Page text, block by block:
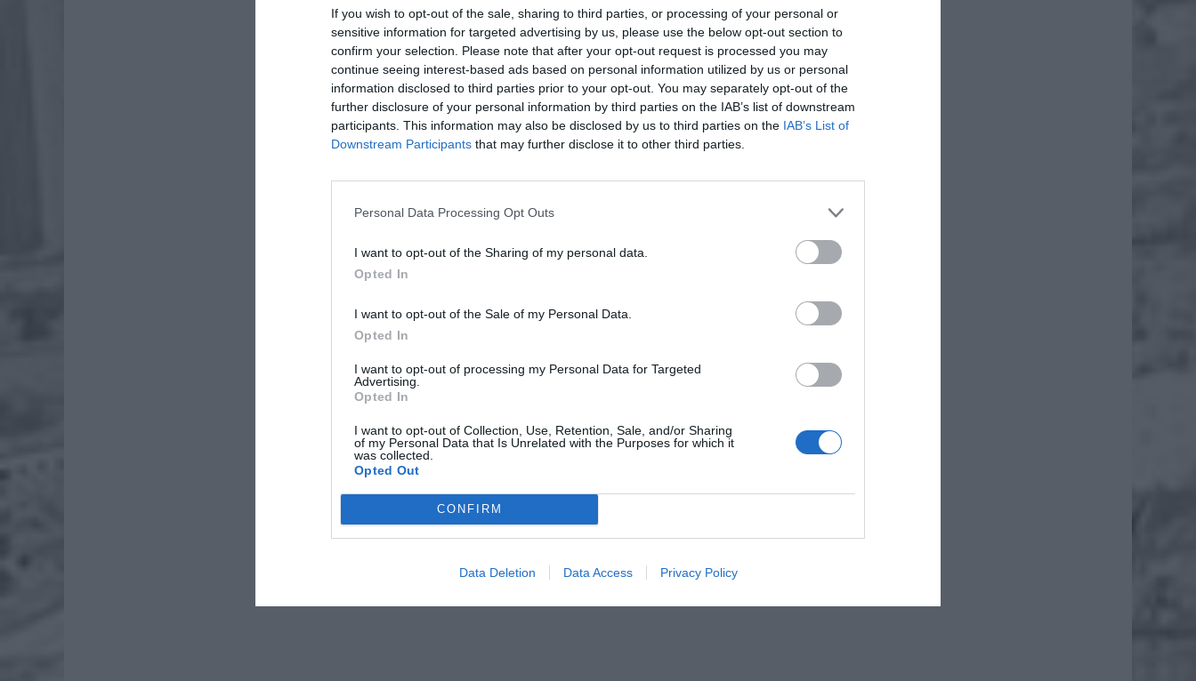
If you wish to opt-out of the sale, sharing to third parties, or processing of your personal or
sensitive information for targeted advertising by us, please use the below opt-out section to
confirm your selection. Please note that after your opt-out request is processed you may
continue seeing interest-based ads based on personal information utilized by us or personal
information disclosed to third parties prior to your opt-out. You may separately opt-out of the
further disclosure of your personal information by third parties on the IAB’s list of downstream
participants. This information may also be disclosed by us to third parties on the IAB’s List of
Downstream Participants that may further disclose it to other third parties.
Personal Data Processing Opt Outs
I want to opt-out of the Sharing of my personal data.
Opted In
I want to opt-out of the Sale of my Personal Data.
Opted In
I want to opt-out of processing my Personal Data for Targeted
Advertising.
Opted In
I want to opt-out of Collection, Use, Retention, Sale, and/or Sharing
of my Personal Data that Is Unrelated with the Purposes for which it
was collected.
Opted Out
CONFIRM
Data Deletion Data Access Privacy Policy
Fot. Nadwiślański Oddział Straży Granicznej
ZOBACZ RÓWNIEŻ:
Lidl przecenił hit do kuchni. Air fryer tańszy aż o 150 zł, a to dopiero
początek
4 sierpnia 2026 16:06
Pieniądze dla milionów polskich rodzin. ZUS wypłacił już 173 mln zł.
Wnioski wciąż można składać